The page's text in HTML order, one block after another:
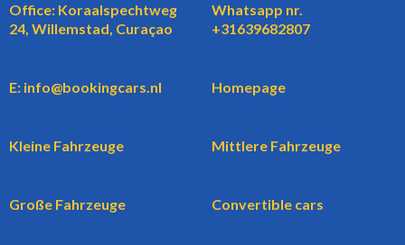
Office: Koraalspechtweg
24, Willemstad, Curaçao
Whatsapp nr.
+31639682807
E: info@bookingcars.nl Homepage
Kleine Fahrzeuge Mittlere Fahrzeuge
Große Fahrzeuge Convertible cars